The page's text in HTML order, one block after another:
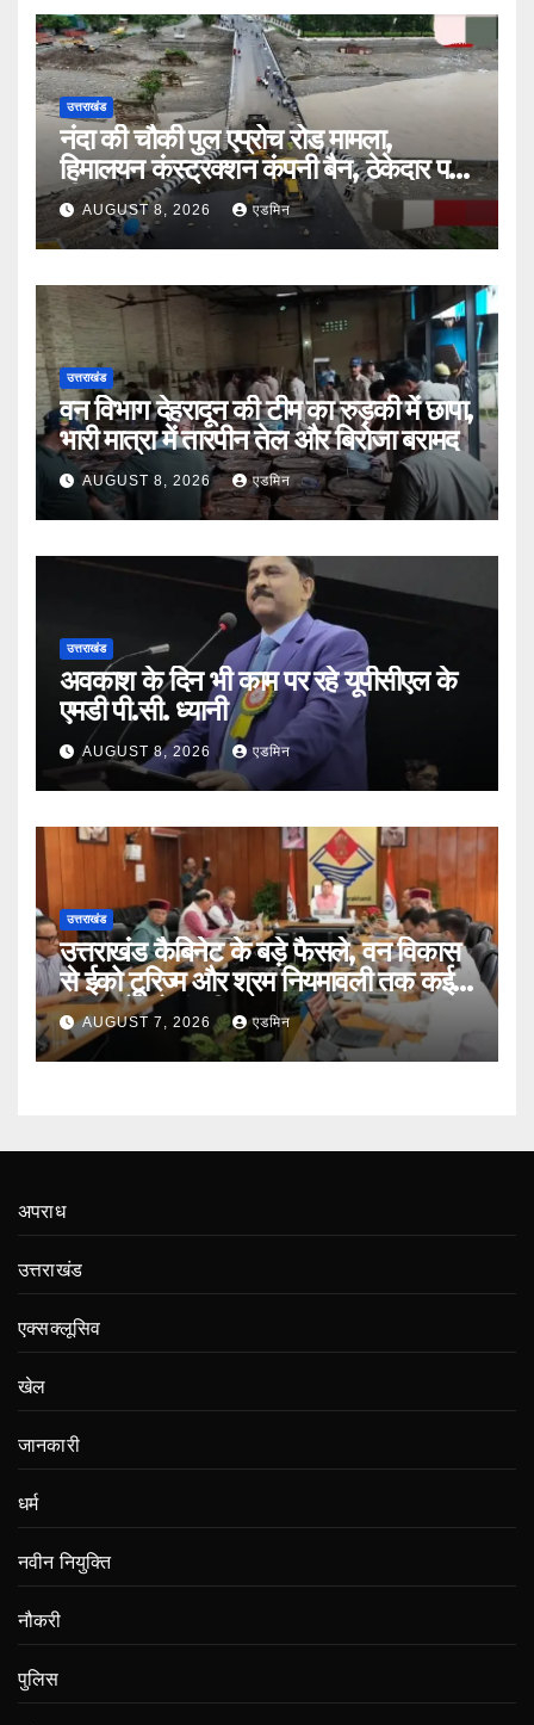
उत्तराखंड
नंदा की चौकी पुल एप्रोच रोड मामला,
हिमालयन कंस्ट्रक्शन कंपनी बैन, ठेकेदार पर
भी एक्शन
AUGUST 8, 2026 एडमिन
उत्तराखंड
वन विभाग देहरादून की टीम का रुड़की में छापा,
भारी मात्रा में तारपीन तेल और बिरोजा बरामद
AUGUST 8, 2026 एडमिन
उत्तराखंड
अवकाश के दिन भी काम पर रहे यूपीसीएल के
एमडी पी.सी. ध्यानी
AUGUST 8, 2026 एडमिन
उत्तराखंड
उत्तराखंड कैबिनेट के बड़े फैसले, वन विकास
से ईको टूरिज्म और श्रम नियमावली तक कई
प्रस्तावों को मंजूरी
AUGUST 7, 2026 एडमिन
अपराध
उत्तराखंड
एक्सक्लूसिव
खेल
जानकारी
धर्म
नवीन नियुक्ति
नौकरी
पुलिस